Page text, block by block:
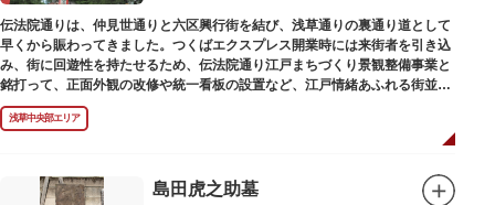
伝法院通りは、仲見世通りと六区興行街を結び、浅草通りの裏通り道として
早くから賑わってきました。つくばエクスプレス開業時には来街者を引き込
み、街に回遊性を持たせるため、伝法院通り江戸まちづくり景観整備事業と
銘打って、正面外観の改修や統一看板の設置など、江戸情緒あふれる街並み
を再現する景観整備を進めてきました。
浅草中央部エリア
島田虎之助墓